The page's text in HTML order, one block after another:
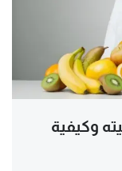
وكيفية